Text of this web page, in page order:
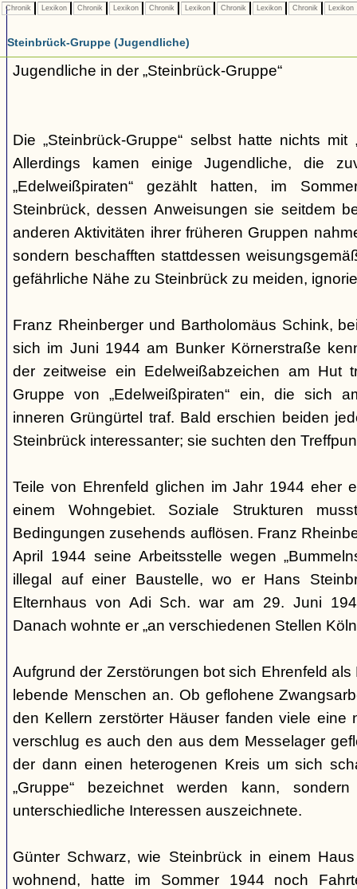
Chronik Lexikon Chronik Lexikon Chronik Lexikon Chronik Lexikon Chronik Lexikon
Steinbrück-Gruppe (Jugendliche)
Jugendliche in der „Steinbrück-Gruppe“
Die „Steinbrück-Gruppe“ selbst hatte nichts mit
Allerdings kamen einige Jugendliche, die
„Edelweißpiraten“ gezählt hatten, im
Steinbrück, dessen Anweisungen sie seitdem
anderen Aktivitäten ihrer früheren Gruppen
sondern beschafften stattdessen
gefährliche Nähe zu Steinbrück zu meiden,
Franz Rheinberger und Bartholomäus Schink,
sich im Juni 1944 am Bunker Körnerstraße
der zeitweise ein Edelweißabzeichen am Hut
Gruppe von „Edelweißpiraten“ ein, die sich
inneren Grüngürtel traf. Bald erschien beiden
Steinbrück interessanter; sie suchten den
Teile von Ehrenfeld glichen im Jahr 1944 eher
einem Wohngebiet. Soziale Strukturen
Bedingungen zusehends auflösen. Franz
April 1944 seine Arbeitsstelle wegen
illegal auf einer Baustelle, wo er Hans
Elternhaus von Adi Sch. war am 29. Juni
Danach wohnte er „an verschiedenen Stellen
Aufgrund der Zerstörungen bot sich Ehrenfeld
lebende Menschen an. Ob geflohene
den Kellern zerstörter Häuser fanden viele eine
verschlug es auch den aus dem Messelager
der dann einen heterogenen Kreis um sich
„Gruppe“ bezeichnet werden kann,
unterschiedliche Interessen auszeichnete.
Günter Schwarz, wie Steinbrück in einem
wohnend, hatte im Sommer 1944 noch